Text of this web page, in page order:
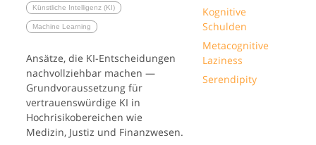
Künstliche Intelligenz (KI)
Machine Learning
Ansätze, die KI-Entscheidungen
nachvollziehbar machen —
Grundvoraussetzung für
vertrauenswürdige KI in
Hochrisikobereichen wie
Medizin, Justiz und Finanzwesen.
Kognitive
Schulden
Metacognitive
Laziness
Serendipity